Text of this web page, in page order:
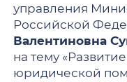
управления
Российской
Валентиновна
на тему
юридической